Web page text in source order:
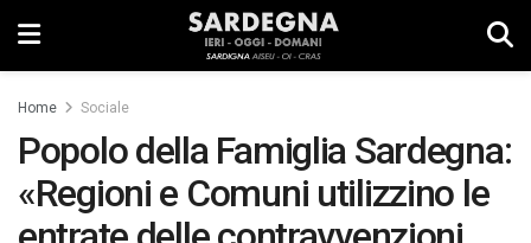
Home Sociale
Popolo della Famiglia Sardegna:
«Regioni e Comuni utilizzino le